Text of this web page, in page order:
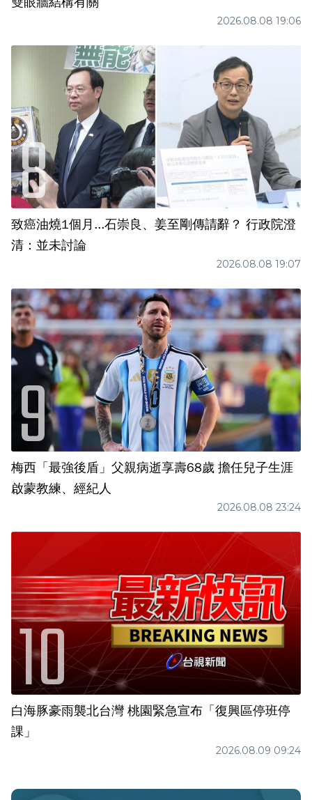
2026.08.08 19:06
致癌油燒1個月...石崇良、姜至剛傳請辭？ 行政院澄
清：並未討論
2026.08.08 19:07
梅西「最強後盾」父親病逝享壽68歲 擔任兒子生涯
啟蒙教練、經紀人
2026.08.08 23:24
白海豚豪雨襲北台灣 桃園緊急宣布「復興區停班停
課」
2026.08.09 09:24